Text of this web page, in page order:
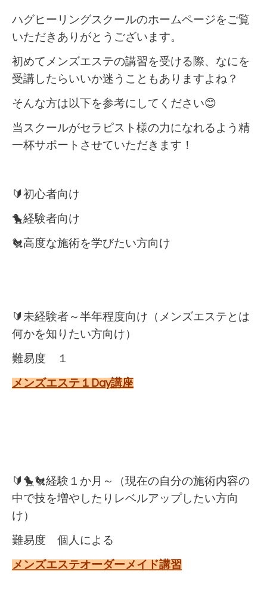
ハグヒーリングスクールのホームページをご覧
いただきありがとうございます。
初めてメンズエステの講習を受ける際、なにを
受講したらいいか迷うこともありますよね？
そんな方は以下を参考にしてください😊
当スクールがセラピスト様の力になれるよう精
一杯サポートさせていただきます！
🔰初心者向け
🐤経験者向け
🐔高度な施術を学びたい方向け
🔰未経験者～半年程度向け（メンズエステとは
何かを知りたい方向け）
難易度 １
メンズエステ１Day講座
🔰🐤🐔経験１か月～（現在の自分の施術内容の
中で技を増やしたりレベルアップしたい方向
け）
難易度 個人による
メンズエステオーダーメイド講習